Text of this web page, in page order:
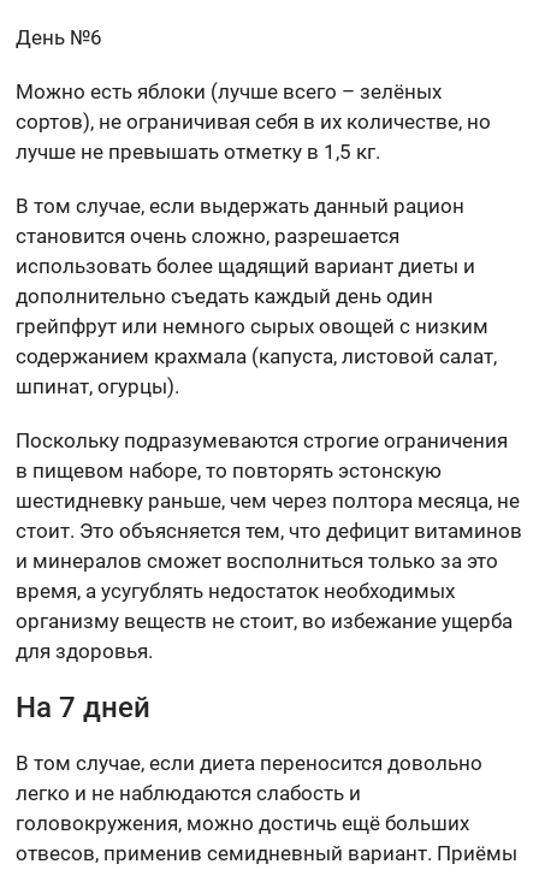
День №6
Можно есть яблоки (лучше всего – зелёных
сортов), не ограничивая себя в их количестве, но
лучше не превышать отметку в 1,5 кг.
В том случае, если выдержать данный рацион
становится очень сложно, разрешается
использовать более щадящий вариант диеты и
дополнительно съедать каждый день один
грейпфрут или немного сырых овощей с низким
содержанием крахмала (капуста, листовой салат,
шпинат, огурцы).
Поскольку подразумеваются строгие ограничения
в пищевом наборе, то повторять эстонскую
шестидневку раньше, чем через полтора месяца, не
стоит. Это объясняется тем, что дефицит витаминов
и минералов сможет восполниться только за это
время, а усугублять недостаток необходимых
организму веществ не стоит, во избежание ущерба
для здоровья.
На 7 дней
В том случае, если диета переносится довольно
легко и не наблюдаются слабость и
головокружения, можно достичь ещё больших
отвесов, применив семидневный вариант. Приёмы